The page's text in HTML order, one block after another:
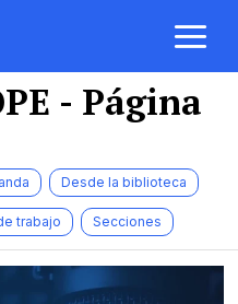
- Página
Desde la biblioteca
trabajo Secciones